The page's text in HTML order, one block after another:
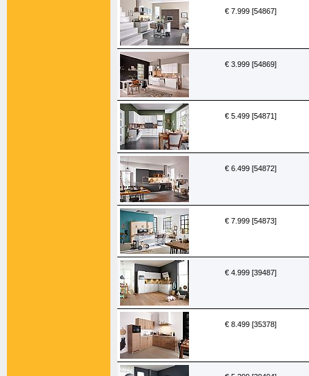
€ 7.999 [54867]
€ 3.999 [54869]
€ 5.499 [54871]
€ 6.499 [54872]
€ 7.999 [54873]
€ 4.999 [39487]
€ 8.499 [35378]